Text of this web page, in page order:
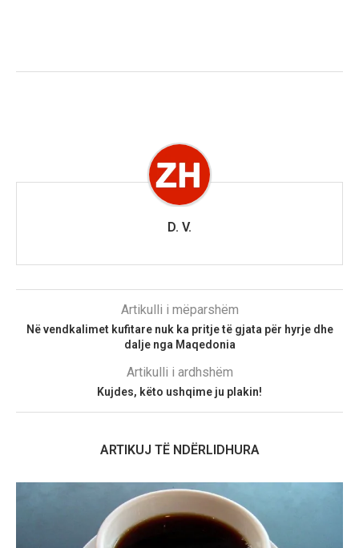
D. V.
Artikulli i mëparshëm
Në vendkalimet kufitare nuk ka pritje të gjata për hyrje dhe
dalje nga Maqedonia
Artikulli i ardhshëm
Kujdes, këto ushqime ju plakin!
ARTIKUJ TË NDËRLIDHURA